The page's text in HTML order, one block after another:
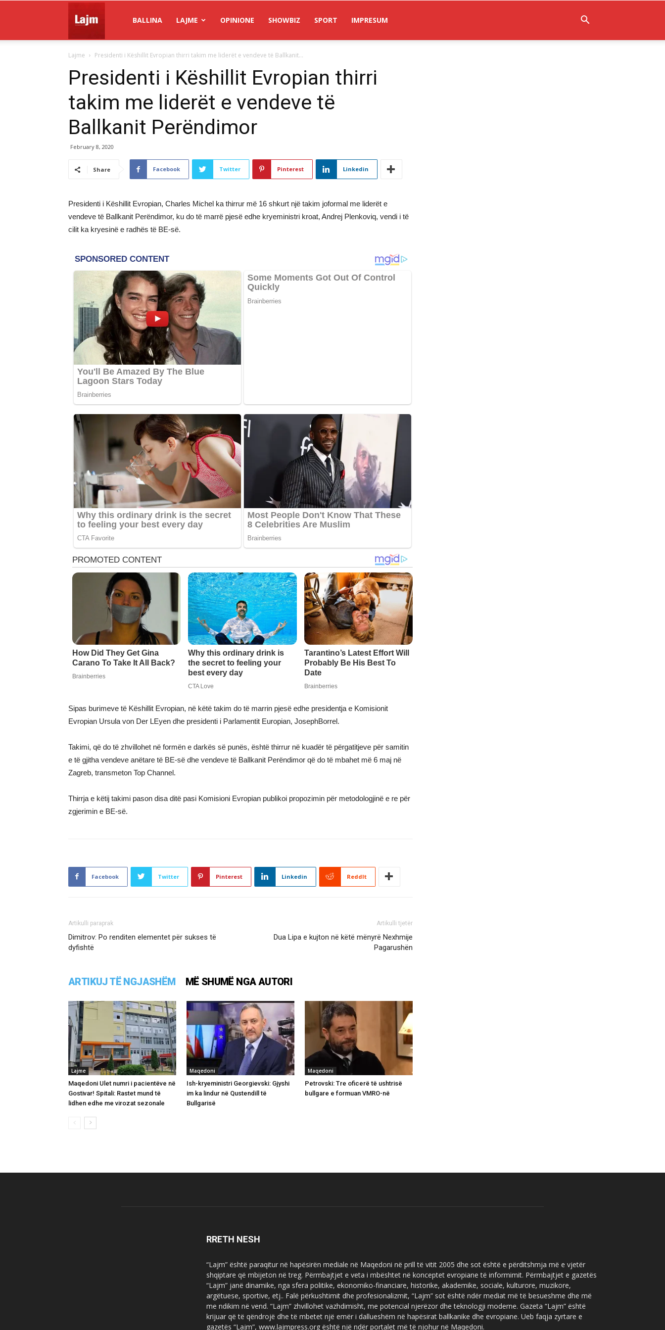
Lajm
BALLINA LAJME OPINIONE SHOWBIZ SPORT IMPRESUM
Lajme Presidenti i Këshillit Evropian thirri takim me liderët e vendeve të Ballkanit...
Presidenti i Këshillit Evropian thirri
takim me liderët e vendeve të
Ballkanit Perëndimor
February 8, 2020
Share Facebook Twitter Pinterest Linkedin
Presidenti i Këshillit Evropian, Charles Michel ka thirrur më 16 shkurt një takim joformal me liderët e
vendeve të Ballkanit Perëndimor, ku do të marrë pjesë edhe kryeministri kroat, Andrej Plenkoviq, vendi i të
cilit ka kryesinë e radhës të BE-së.
Sipas burimeve të Këshillit Evropian, në këtë takim do të marrin pjesë edhe presidentja e Komisionit
Evropian Ursula von Der LEyen dhe presidenti i Parlamentit Europian, JosephBorrel.
Takimi, që do të zhvillohet në formën e darkës së punës, është thirrur në kuadër të përgatitjeve për samitin
e të gjitha vendeve anëtare të BE-së dhe vendeve të Ballkanit Perëndimor që do të mbahet më 6 maj në
Zagreb, transmeton Top Channel.
Thirrja e këtij takimi pason disa ditë pasi Komisioni Evropian publikoi propozimin për metodologjinë e re për
zgjerimin e BE-së.
Facebook Twitter Pinterest Linkedin ReddIt
Artikulli paraprak
Dimitrov: Po renditen elementet për sukses të
dyfishtë
Artikulli tjetër
Dua Lipa e kujton në këtë mënyrë Nexhmije
Pagarushën
ARTIKUJ TË NGJASHËM MË SHUMË NGA AUTORI
Lajme
Maqedoni Ulet numri i pacientëve në
Gostivar! Spitali: Rastet mund të
lidhen edhe me virozat sezonale
Maqedoni
Ish-kryeministri Georgievski: Gjyshi
im ka lindur në Qustendill të
Bullgarisë
Maqedoni
Petrovski: Tre oficerë të ushtrisë
bullgare e formuan VMRO-në
RRETH NESH
“Lajm” është paraqitur në hapësirën mediale në Maqedoni në prill të vitit 2005 dhe sot është e përditshmja më e vjetër
shqiptare që mbijeton në treg. Përmbajtjet e veta i mbështet në konceptet evropiane të informimit. Përmbajtjet e gazetës
“Lajm” janë dinamike, nga sfera politike, ekonomiko-financiare, historike, akademike, sociale, kulturore, muzikore,
argëtuese, sportive, etj.. Falë përkushtimit dhe profesionalizmit, “Lajm” sot është ndër mediat më të besueshme dhe më
me ndikim në vend. “Lajm” zhvillohet vazhdimisht, me potencial njerëzor dhe teknologji moderne. Gazeta “Lajm” është
krijuar që të qëndrojë dhe të mbetet një emër i dallueshëm në hapësirat ballkanike dhe evropiane. Ueb faqja zyrtare e
gazetës “Lajm”, www.lajmpress.org është një ndër portalet më të njohur në Maqedoni.